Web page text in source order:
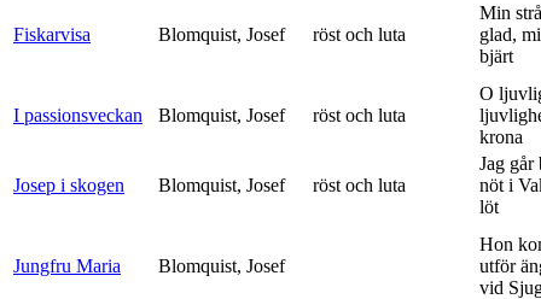
Fiskarvisa Blomquist, Josef röst och luta
Min
glad,
bjärt
I passionsveckan Blomquist, Josef röst och luta
O
krona
Josep i skogen Blomquist, Josef röst och luta
Jag går
nöt i
löt
Jungfru Maria Blomquist, Josef
Hon
utför
vid